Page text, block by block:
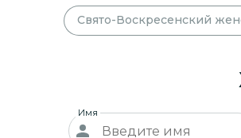
Свято-Воскресенский
Имя